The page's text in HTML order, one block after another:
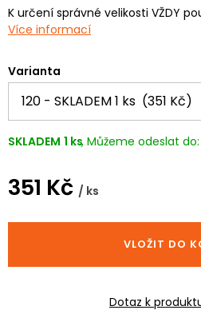
K určení správné velikosti VŽDY
Více informací
Varianta
SKLADEM 1 ks
351 Kč / ks
cena:
VLOŽIT DO
Dotaz k